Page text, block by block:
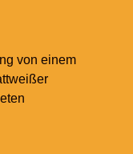
von einem